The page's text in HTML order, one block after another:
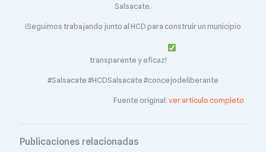
Salsacate.
¡Seguimos trabajando junto al HCD para construir un municipio
transparente y eficaz!
#Salsacate #HCDSalsacate #concejodeliberante
Fuente original:ver artículo completo
Publicaciones relacionadas